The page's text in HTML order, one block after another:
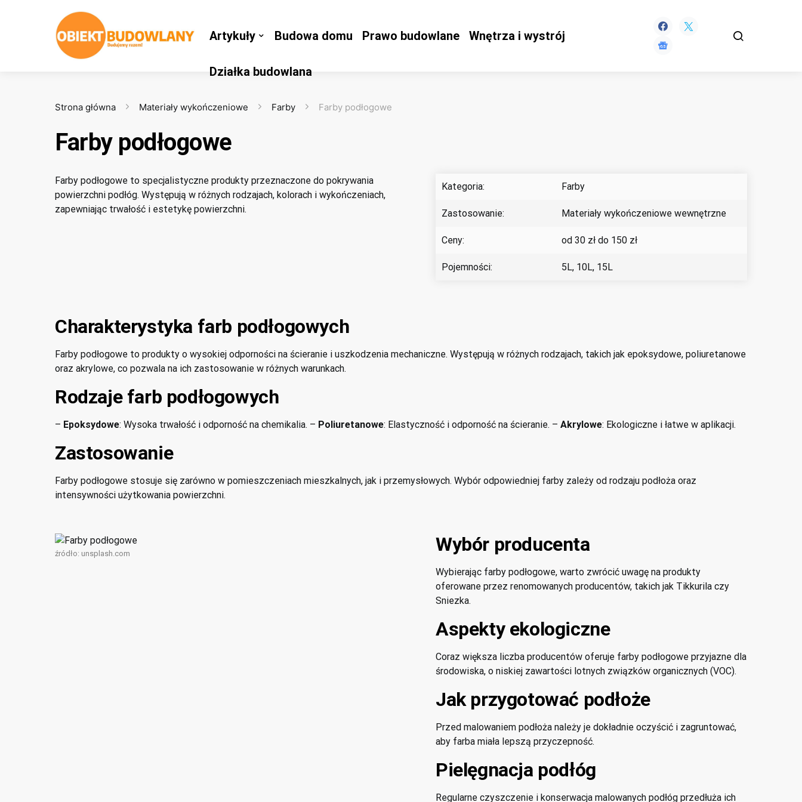
Artykuły Budowa domu Prawo budowlane Wnętrza i wystrój
Działka budowlana
Strona główna Materiały wykończeniowe Farby Farby podłogowe
Farby podłogowe
Farby podłogowe to specjalistyczne produkty przeznaczone do pokrywania
powierzchni podłóg. Występują w różnych rodzajach, kolorach i wykończeniach,
zapewniając trwałość i estetykę powierzchni.
Kategoria: Farby
Zastosowanie: Materiały wykończeniowe wewnętrzne
Ceny: od 30 zł do 150 zł
Pojemności: 5L, 10L, 15L
Charakterystyka farb podłogowych
Farby podłogowe to produkty o wysokiej odporności na ścieranie i uszkodzenia mechaniczne. Występują w różnych rodzajach, takich jak epoksydowe, poliuretanowe
oraz akrylowe, co pozwala na ich zastosowanie w różnych warunkach.
Rodzaje farb podłogowych
– Epoksydowe: Wysoka trwałość i odporność na chemikalia. – Poliuretanowe: Elastyczność i odporność na ścieranie. – Akrylowe: Ekologiczne i łatwe w aplikacji.
Zastosowanie
Farby podłogowe stosuje się zarówno w pomieszczeniach mieszkalnych, jak i przemysłowych. Wybór odpowiedniej farby zależy od rodzaju podłoża oraz
intensywności użytkowania powierzchni.
źródło: unsplash.com Wybór producenta
Wybierając farby podłogowe, warto zwrócić uwagę na produkty
oferowane przez renomowanych producentów, takich jak Tikkurila czy
Sniezka.
Aspekty ekologiczne
Coraz większa liczba producentów oferuje farby podłogowe przyjazne dla
środowiska, o niskiej zawartości lotnych związków organicznych (VOC).
Jak przygotować podłoże
Przed malowaniem podłoża należy je dokładnie oczyścić i zagruntować,
aby farba miała lepszą przyczepność.
Pielęgnacja podłóg
Regularne czyszczenie i konserwacja malowanych podłóg przedłuża ich
Te pliki cookie
opcjonalne. Są
funkcjonowania
internetowej.